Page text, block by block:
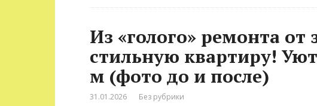
Из «голого» ремонта
стильную квартиру!
м (фото до и после)
31.01.2026 Без рубрики